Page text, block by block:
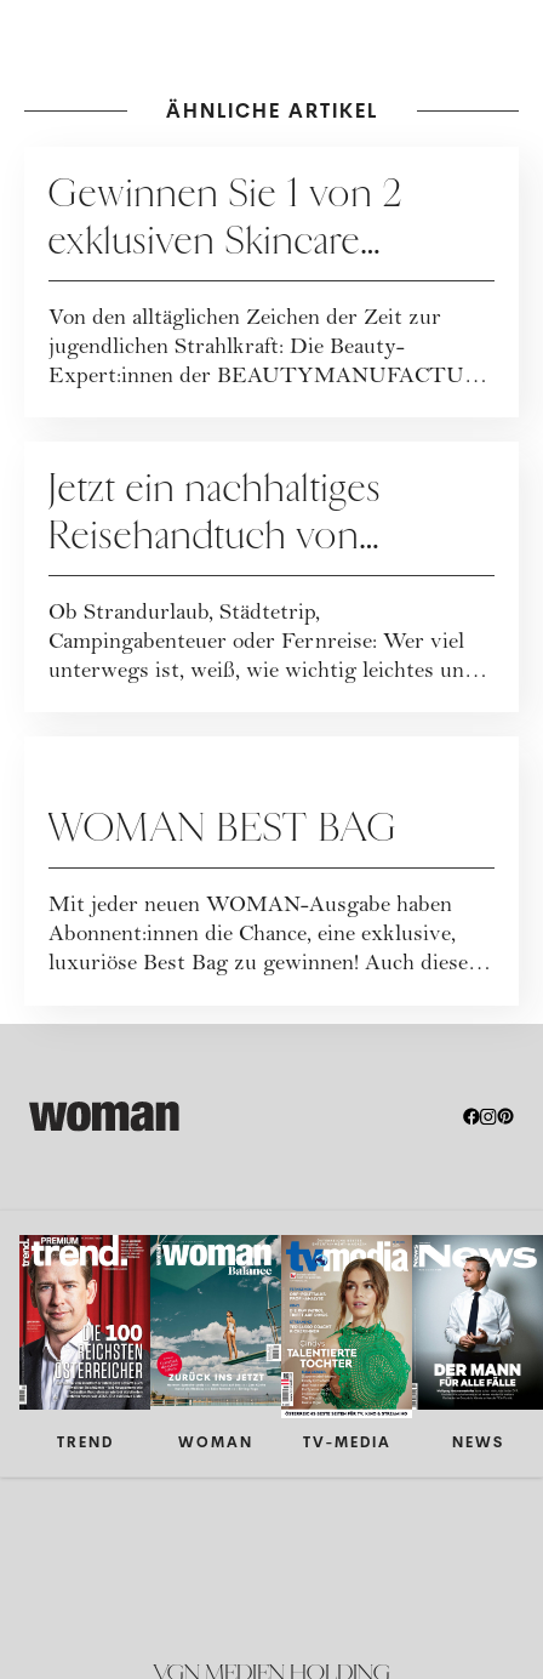
ÄHNLICHE ARTIKEL
Gewinnen Sie 1 von 2
exklusiven Skincare
Packages der
BEAUTYMANUFACTUR!
Von den alltäglichen Zeichen der Zeit zur
jugendlichen Strahlkraft: Die Beauty-
Expert:innen der BEAUTYMANUFACTUR
Jetzt ein nachhaltiges
Reisehandtuch von
Buvanha gewinnen
Ob Strandurlaub, Städtetrip,
Campingabenteuer oder Fernreise: Wer viel
unterwegs ist, weiß, wie wichtig leichtes und
WOMAN BEST BAG
Mit jeder neuen WOMAN-Ausgabe haben
Abonnent:innen die Chance, eine exklusive,
luxuriöse Best Bag zu gewinnen! Auch dieses
TREND WOMAN TV-MEDIA NEWS
VGN MEDIEN HOLDING